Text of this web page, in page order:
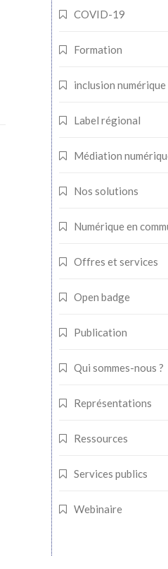
COVID-19
Formation
inclusion numérique
Label régional
Médiation
Nos solutions
Numérique en
Offres et services
Open badge
Publication
Qui sommes-nous ?
Représentations
Ressources
Services publics
Webinaire